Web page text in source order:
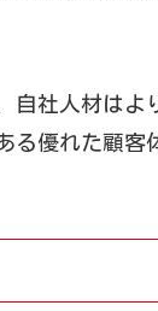
自社人材はよ
る優れた顧客